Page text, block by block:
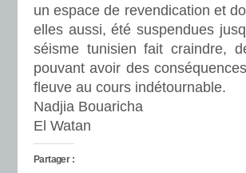
un espace de revendication et
elles aussi, été suspendues
séisme tunisien fait craindre,
pouvant avoir des
fleuve au cours indétournable.
Nadjia Bouaricha
El Watan
Partager :